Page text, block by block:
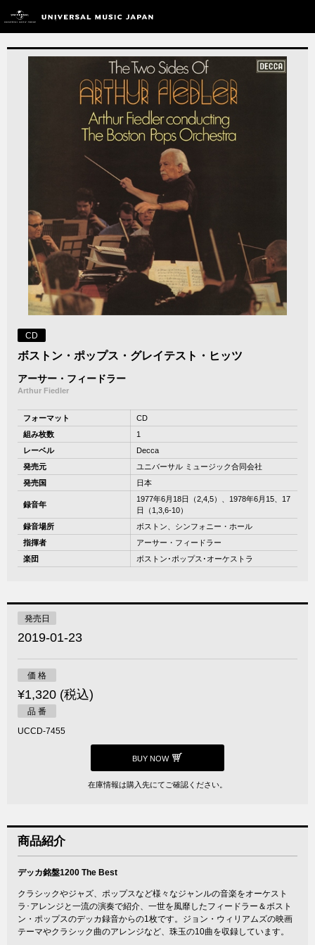
CD
ボストン・ポップス・グレイテスト・ヒッツ
アーサー・フィードラー
Arthur Fiedler
フォーマット
CD
組み枚数
1
レーベル
Decca
発売元
ユニバーサル ミュージック合同会社
発売国
日本
録音年
1977年6月18日（2,4,5）、1978年6月15、17
日（1,3,6-10）
録音場所
ボストン、シンフォニー・ホール
指揮者
アーサー・フィードラー
楽団
ボストン･ポップス･オーケストラ
発売日
2019-01-23
価 格
¥1,320 (税込)
品 番
UCCD-7455
BUY NOW
在庫情報は購入先にてご確認ください。
商品紹介
デッカ銘盤1200 The Best
クラシックやジャズ、ポップスなど様々なジャンルの音楽をオーケスト
ラ･アレンジと一流の演奏で紹介、一世を風靡したフィードラー＆ボスト
ン・ポップスのデッカ録音からの1枚です。ジョン・ウィリアムズの映画
テーマやクラシック曲のアレンジなど、珠玉の10曲を収録しています。